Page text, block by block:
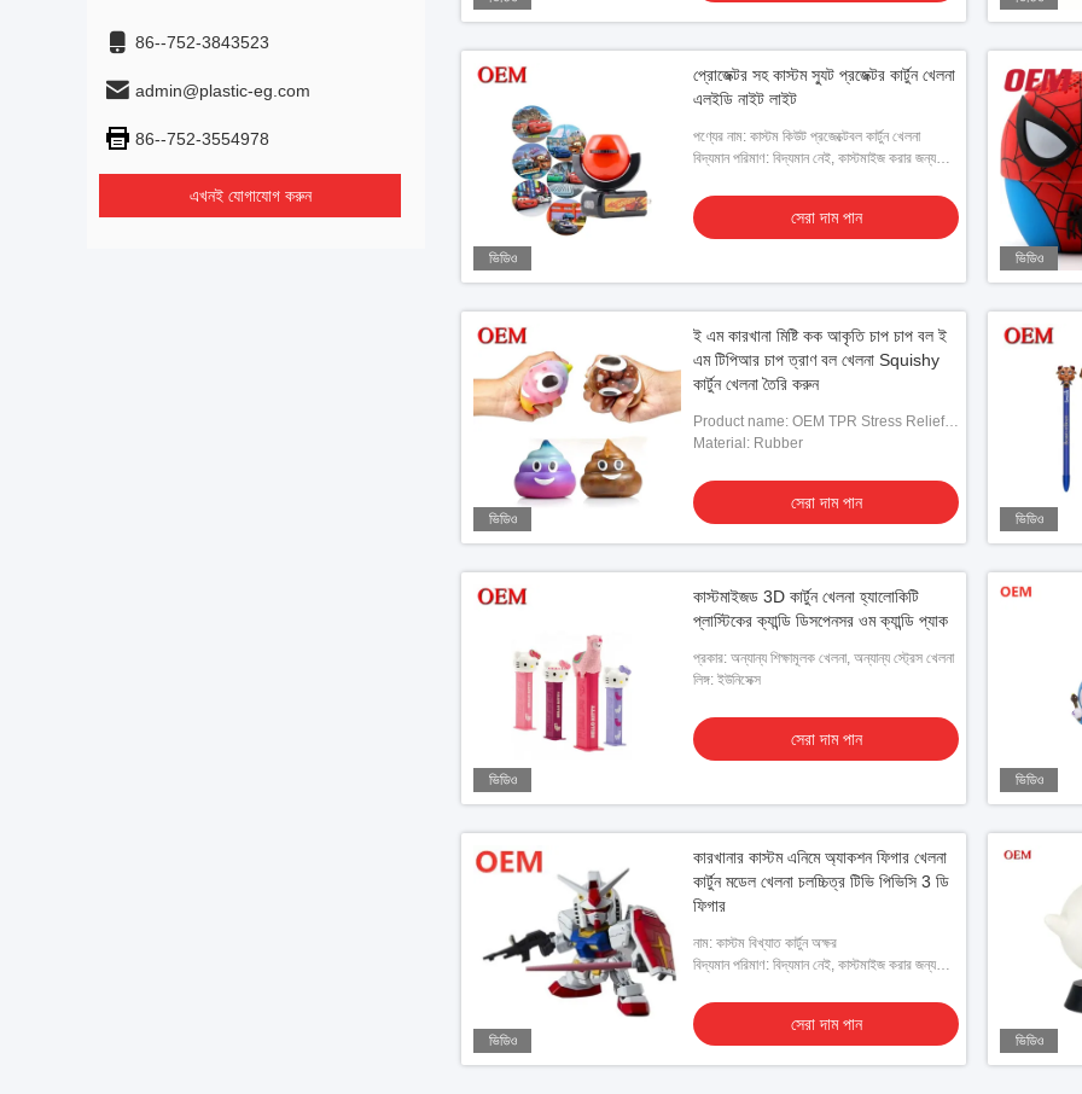
86--752-3843523
admin@plastic-eg.com
86--752-3554978
এখনই যোগাযোগ করুন
ভিডিও
প্রোজেক্টর সহ কাস্টম স্যুট প্রজেক্টর কার্টুন খেলনা
এলইডি নাইট লাইট
পণ্যের নাম: কাস্টম কিউট প্রজেক্টেবল কার্টুন খেলনা
বিদ্যমান পরিমাণ: বিদ্যমান নেই, কাস্টমাইজ করার জন্য
সেরা দাম পান
ভিডিও
ভিডিও
ই এম কারখানা মিষ্টি কক আকৃতি চাপ চাপ বল ই
এম টিপিআর চাপ ত্রাণ বল খেলনা Squishy
কার্টুন খেলনা তৈরি করুন
Product name: OEM TPR Stress Relief
Ball
Material: Rubber
সেরা দাম পান
ভিডিও
ভিডিও
কাস্টমাইজড 3D কার্টুন খেলনা হ্যালোকিটি
প্লাস্টিকের ক্যান্ডি ডিসপেনসর ওম ক্যান্ডি প্যাক
প্রকার: অন্যান্য শিক্ষামূলক খেলনা, অন্যান্য স্ট্রেস খেলনা
লিঙ্গ: ইউনিসেক্স
সেরা দাম পান
ভিডিও
ভিডিও
কারখানার কাস্টম এনিমে অ্যাকশন ফিগার খেলনা
কার্টুন মডেল খেলনা চলচ্চিত্র টিভি পিভিসি 3 ডি
ফিগার
নাম: কাস্টম বিখ্যাত কার্টুন অক্ষর
বিদ্যমান পরিমাণ: বিদ্যমান নেই, কাস্টমাইজ করার জন্য
সেরা দাম পান
ভিডিও